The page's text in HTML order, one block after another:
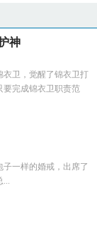
神
衣卫，觉醒了锦衣卫打
要完成锦衣卫职责范
一样的婚戒，出席了
...